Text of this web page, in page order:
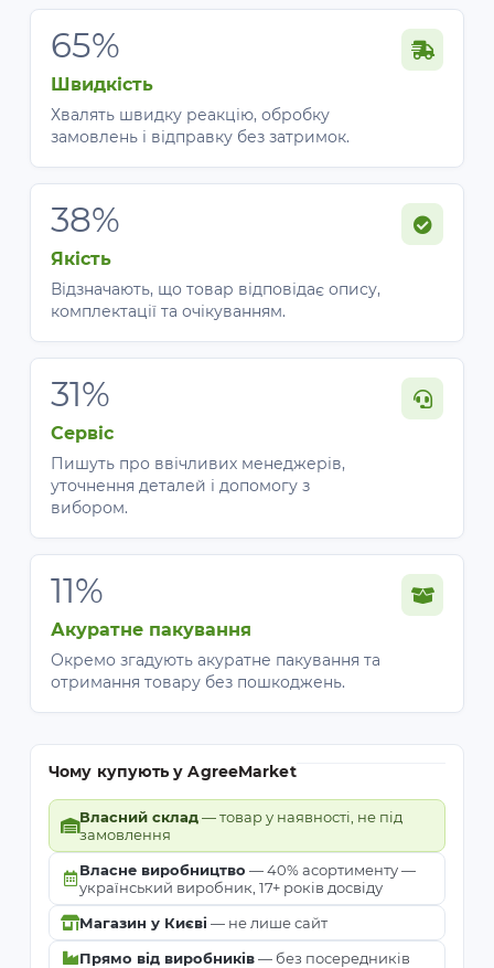
65%
Швидкість
Хвалять швидку реакцію, обробку
замовлень і відправку без затримок.
38%
Якість
Відзначають, що товар відповідає опису,
комплектації та очікуванням.
31%
Сервіс
Пишуть про ввічливих менеджерів,
уточнення деталей і допомогу з
вибором.
11%
Акуратне пакування
Окремо згадують акуратне пакування та
отримання товару без пошкоджень.
Чому купують у AgreeMarket
Власний склад— товар у наявності, не під
замовлення
Власне виробництво — 40% асортименту —
український виробник, 17+ років досвіду
Магазин у Києві— не лише сайт
Прямо від виробників— без посередників